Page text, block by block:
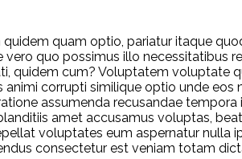
quam optio, pariatur itaque
quo possimus illo necessitatibus
quidem cum? Voluptatem voluptate
corrupti similique optio unde eos
assumenda recusandae tempora
amet accusamus voluptas,
voluptates eum aspernatur nulla
consectetur est veniam totam